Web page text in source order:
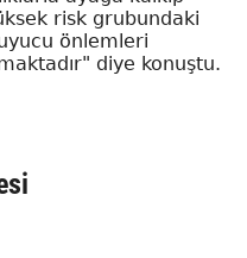
risk grubundaki
önlemleri
diye konuştu.